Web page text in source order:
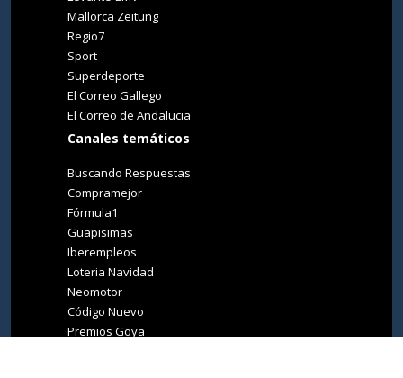
Mallorca Zeitung
Regio7
Sport
Superdeporte
El Correo Gallego
El Correo de Andalucia
Canales temáticos
Buscando Respuestas
Compramejor
Fórmula1
Guapisimas
Iberempleos
Loteria Navidad
Neomotor
Código Nuevo
Premios Goya